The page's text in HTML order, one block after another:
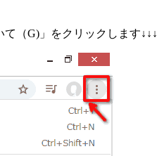
（G)」をクリックします↓↓↓